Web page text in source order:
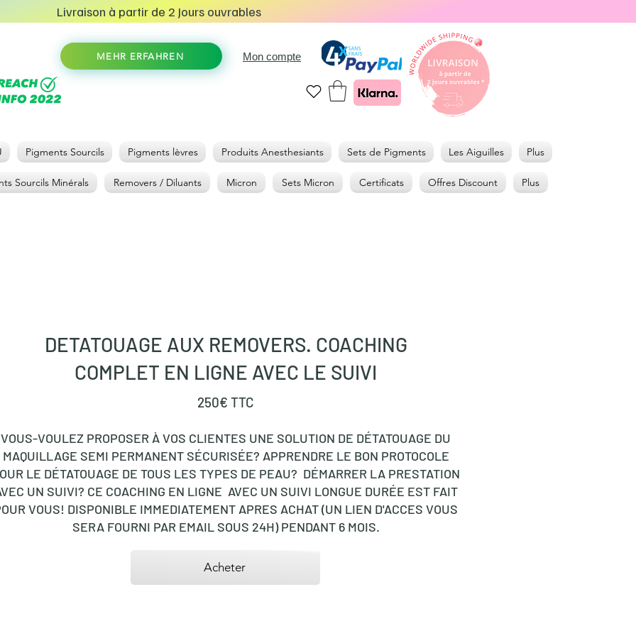
MEHR ERFAHREN Mon compte
Pigments Sourcils Pigments lèvres Produits Anesthesiants Sets de Pigments Les Aiguilles Plus
Sourcils Minérals Removers / Diluants Micron Sets Micron Certificats Offres Discount Plus
Livraison à partir de 2 Jours ouvrables
DETATOUAGE AUX REMOVERS. COACHING
COMPLET EN LIGNE AVEC LE SUIVI
250€ TTC
VOUS-VOULEZ PROPOSER À VOS CLIENTES UNE SOLUTION DE DÉTATOUAGE DU
MAQUILLAGE SEMI PERMANENT SÉCURISÉE? APPRENDRE LE BON PROTOCOLE
LE DÉTATOUAGE DE TOUS LES TYPES DE PEAU? DÉMARRER LA PRESTATION
UN SUIVI? ​CE COACHING EN LIGNE AVEC UN SUIVI LONGUE DURÉE EST FAIT
VOUS! DISPONIBLE IMMEDIATEMENT APRES ACHAT (UN LIEN D'ACCES VOUS
SERA FOURNI PAR EMAIL SOUS 24H) PENDANT 6 MOIS.
Acheter